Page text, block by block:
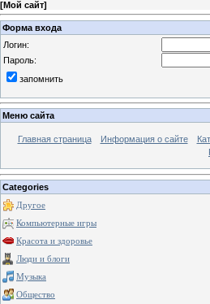
[Мой сайт]
Форма входа
Логин:
Пароль:
запомнить
Меню сайта
Главная страница Информация о сайте
Categories
Другое
Компьютерные игры
Красота и здоровье
Люди и блоги
Музыка
Общество